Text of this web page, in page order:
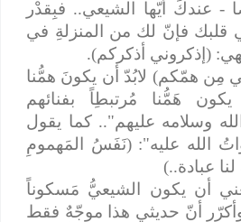
- عندكَ أيّها الشيعي.. فبِقدْر
قلبك فإنّ لك من المنزلةِ في
(إذكروني أذكركم).
مِن همّكم) لابُدّ أن يكونَ همُّنا
هَمُّنا مُرتبطِاً بفنائهم
وسلامه عليهم".. كما يقول
الله عليه": (نَفَسُ المَهمومِ
عبادة..)
أن يكون الشيعيُّ مَسكوناً
وأكرّر أنّ حديثي هذا موجّهٌ فقط